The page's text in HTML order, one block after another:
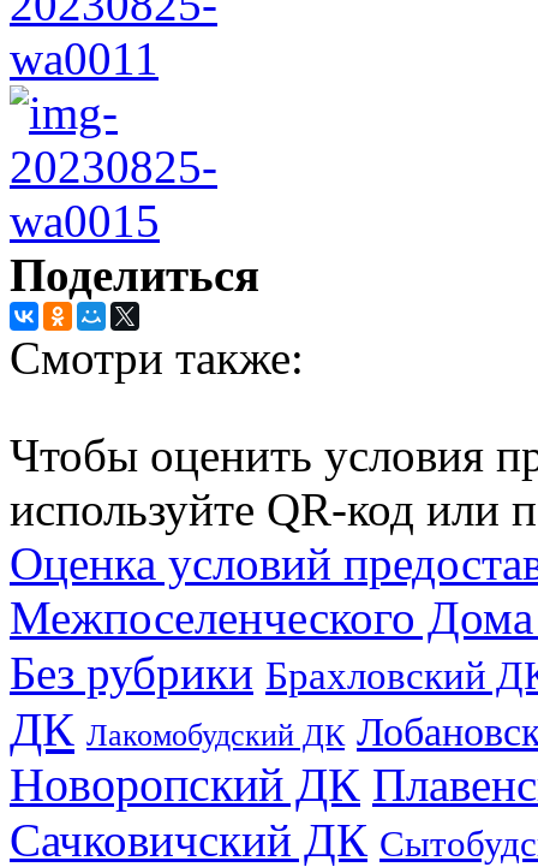
Поделиться
Смотри также:
Чтобы оценить условия
используйте QR-код или
Оценка условий
Межпоселенческого
Без рубрики Брахловский
ДК Лакомобудский ДК
Новоропский ДК
Сачковичский ДК